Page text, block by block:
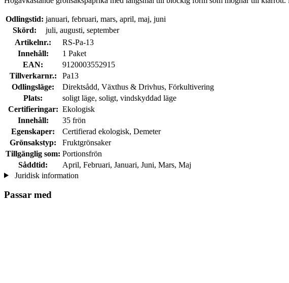
Odlingstid: januari, februari, mars, april, maj, juni
Skörd:
juli, augusti, september
Artikelnr.:
RS-Pa-13
Innehåll:
1 Paket
EAN:
9120003552915
Tillverkarnr.:
Pa13
Odlingsläge:
Direktsådd, Växthus & Drivhus, Förkultivering
Plats:
soligt läge, soligt, vindskyddad läge
Certifieringar: Ekologisk
Innehåll:
35 frön
Egenskaper:
Certifierad ekologisk, Demeter
Grönsakstyp:
Fruktgrönsaker
Tillgänglig som: Portionsfrön
Såddtid:
April, Februari, Januari, Juni, Mars, Maj
Juridisk information
Passar med